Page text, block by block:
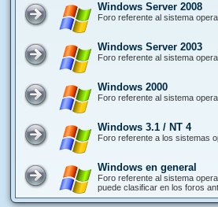
Windows Server 2008
Foro referente al sistema
Windows Server 2003
Foro referente al sistema
Windows 2000
Foro referente al sistema
Windows 3.1 / NT 4
Foro referente a los sistemas
Windows en general
Foro referente al sistema
puede clasificar en los foros